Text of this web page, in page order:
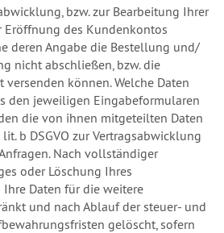
bzw. zur Bearbeitung Ihrer
Eröffnung des Kundenkontos
deren Angabe die Bestellung und/
nicht abschließen, bzw. die
können. Welche Daten
den jeweiligen Eingabeformularen
die von ihnen mitgeteilten Daten
lit. b DSGVO zur Vertragsabwicklung
Nach vollständiger
oder Löschung Ihres
Daten für die weitere
und nach Ablauf der steuer- und
gelöscht, sofern